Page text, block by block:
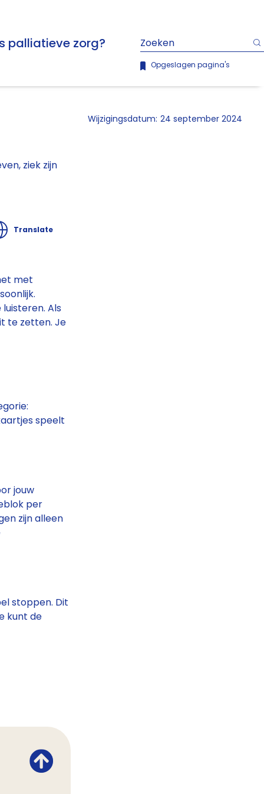
palliatieve zorg?
Opgeslagen pagina's
ziek zijn
Translate
met
Als
te zetten. Je
speelt
jouw
per
zijn alleen
stoppen. Dit
kunt de
Wijzigingsdatum: 24 september 2024